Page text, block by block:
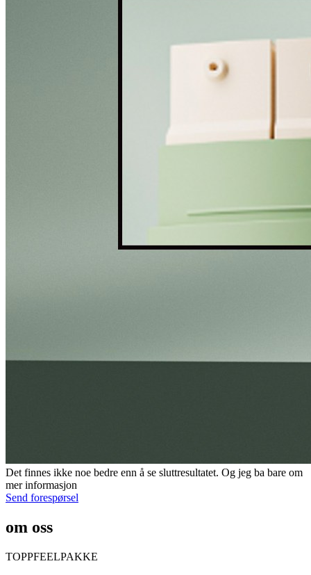
Det finnes ikke noe bedre enn å se sluttresultatet. Og jeg ba bare om
mer informasjon
Send forespørsel
om oss
TOPPFEELPAKKE